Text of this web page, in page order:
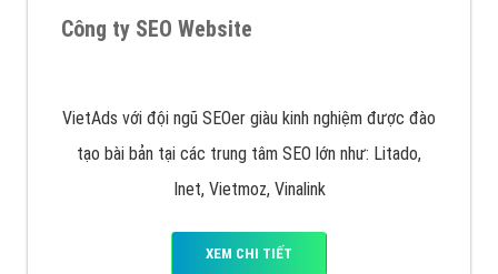
Công ty SEO Website
VietAds với đội ngũ SEOer giàu kinh nghiệm được đào
tạo bài bản tại các trung tâm SEO lớn như: Litado,
Inet, Vietmoz, Vinalink
XEM CHI TIẾT